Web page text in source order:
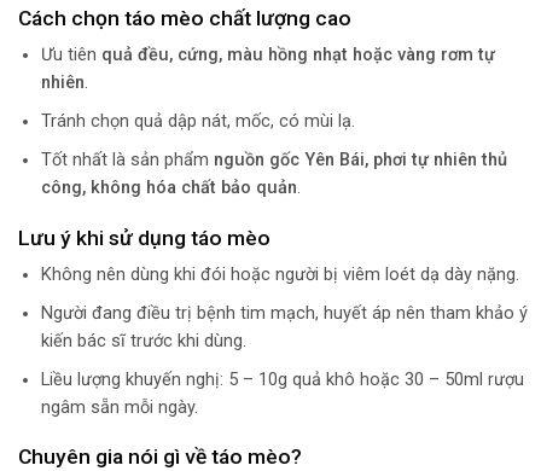
Cách chọn táo mèo chất lượng cao
Ưu tiên quả đều, cứng, màu hồng nhạt hoặc vàng rơm tự
nhiên.
Tránh chọn quả dập nát, mốc, có mùi lạ.
Tốt nhất là sản phẩm nguồn gốc Yên Bái, phơi tự nhiên thủ
công, không hóa chất bảo quản.
Lưu ý khi sử dụng táo mèo
Không nên dùng khi đói hoặc người bị viêm loét dạ dày nặng.
Người đang điều trị bệnh tim mạch, huyết áp nên tham khảo ý
kiến bác sĩ trước khi dùng.
Liều lượng khuyến nghị: 5 – 10g quả khô hoặc 30 – 50ml rượu
ngâm sẵn mỗi ngày.
Chuyên gia nói gì về táo mèo?